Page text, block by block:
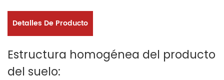
Detalles De Producto
Estructura homogénea del producto
del suelo: